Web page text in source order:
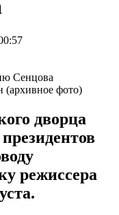
фото)
дворца
режиссера